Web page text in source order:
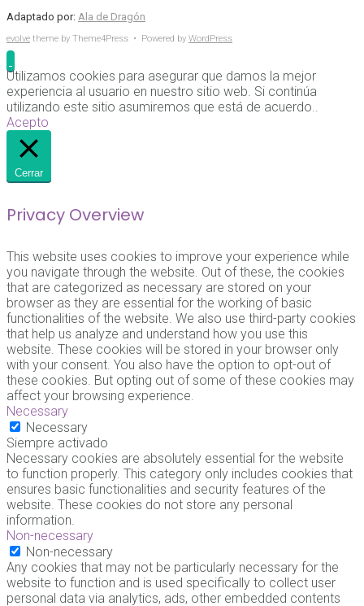
Adaptado por: Ala de Dragón
evolve theme by Theme4Press • Powered by WordPress
Utilizamos cookies para asegurar que damos la mejor
experiencia al usuario en nuestro sitio web. Si continúa
utilizando este sitio asumiremos que está de acuerdo..
Acepto
Cerrar
Privacy Overview
This website uses cookies to improve your experience while
you navigate through the website. Out of these, the cookies
that are categorized as necessary are stored on your
browser as they are essential for the working of basic
functionalities of the website. We also use third-party cookies
that help us analyze and understand how you use this
website. These cookies will be stored in your browser only
with your consent. You also have the option to opt-out of
these cookies. But opting out of some of these cookies may
affect your browsing experience.
Necessary
Necessary
Siempre activado
Necessary cookies are absolutely essential for the website
to function properly. This category only includes cookies that
ensures basic functionalities and security features of the
website. These cookies do not store any personal
information.
Non-necessary
Non-necessary
Any cookies that may not be particularly necessary for the
website to function and is used specifically to collect user
personal data via analytics, ads, other embedded contents